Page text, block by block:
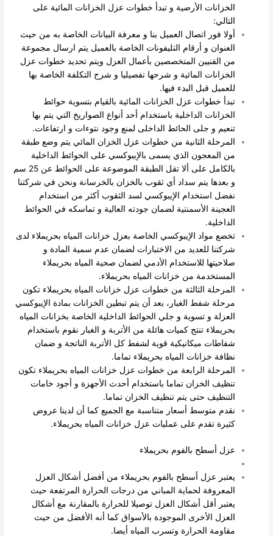
الخزانات الأرضية و تبدأ خطوات عزل الخزانات المائية على
التالي:
أولا فور اتصال العميل بنا و معرفة البيانات الخاصة به من حيث
العنوان و أرقام التليفونات الخاصة بالعميل يتم ارسال مجموعة
من الفنيين المتخصصين بأعمال العزل ويتم تحديد خطوات عزل
الخزانات المائية و شرحها تفصيليا و شرح التكلفة الخاصة بها
للعميل قبل البدء فيها.
تبدأ خطوات عزل الخزانات المائية بالقيام بتسوية حوائط
الخزانات الداخلية باستخدام أحد أنواع الصواريخ التي يتم بها
تنعيم و جلى الحائط الداخلى لمنع وجود نتوءات و ارتفاعات.
المرحلة الثانية من خطوات عزل الخزان المائي يتم وضع طبقة
من المعجون الذي يسمى بالإيبوكسي على الحوائط الداخلية
بالكامل على ألا تقل الطبقة الموضوعة على الحوائط عن 25 سم
و بعدها يتم سداد أي ثقوب بالخزان بالخرسانة ونحن في شركتنا
نفضل استخدام الإيبوكسي لسد الثقوب أكثر من استخدام
العجينة الأسمنتية لضمان جودته العالية و تماسكه في الحوائط
الداخلية.
تخضع مواد الإيبوكسي الخاصة بعزل خزانات المياه بحريملاء لدى
شركتنا للعديد من الاختبارات لضمان عدم سمية المادة و
صلاحيتها للاستخدام الأدمي لضمان صحية المياه بحريملاء
المستخدمة من خزانات المياه بحريملاء.
المرحلة الثالثة من خطوات عزل خزانات المياه بحريملاء تكون
مرحلة شفط الغبار، بعد أن يتم تبطين الخزانات بمادة الإيبوكسي
العزلة و تسوية و جلي الحوائط الداخلية الخاصة بخزانات المياه
بحريملاء تنتج كميات هائلة من الأتربة و الغبار نقوم باستخدام
شفاطات ميكانيكية قوية لشفط كل الأتربة الناتجة و ضمان
نظافة خزانات المياه بحريملاء تماما.
المرحلة الرابعة من خطوات عزل خزانات المياه بحريملاء تكون
تنظيف الخزان تماما باستخدام أحدث الأجهزة و أجود خامات
التنظيف حتى يتم تنظيف الخزان تماما.
نقدم متوسط أسعار متناسبة مع الجميع كما أن لدينا عروض
كثيرة تقدم على عمليات عزل خزانات المياه بحريملاء.
عزل أسطح بالفوم بحريملاء
يعتبر عزل أسطح بالفوم بحريملاء من أفضل أشكال العزل
المعروفة لحماية المباني من درجات الحرارة المرتفعة حيث
يعتبر أقل أشكال العزل توصيلا للحرارة بالمقارنة مع أشكال
العزل الأخرى الموجودة بالأسواق كما أنه الأفضل من حيث
مقاومة الحرارة وتسرب المياه أيضا.